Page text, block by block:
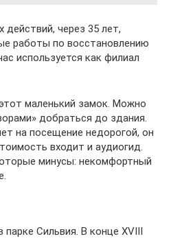
через 35 лет,
работы по восстановлению
используется как филиал
маленький замок. Можно
добраться до здания.
на посещение недорогой, он
входит и аудиогид.
минусы: некомфортный
Сильвия. В конце XVIII